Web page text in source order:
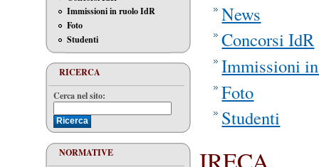
Immissioni in ruolo IdR
Foto
Studenti
RICERCA
Cerca nel sito:
NORMATIVE
News
Concorsi IdR
Immissioni
Foto
Studenti
IRECA